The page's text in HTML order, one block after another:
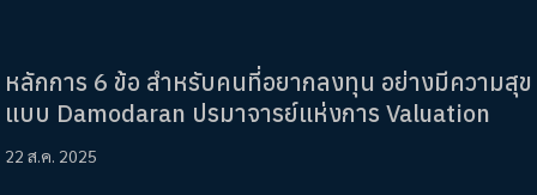
หลักการ 6 ข้อ สำหรับคนที่อยากลงทุน อย่างมีความสุข
แบบ Damodaran ปรมาจารย์แห่งการ Valuation
22 ส.ค. 2025